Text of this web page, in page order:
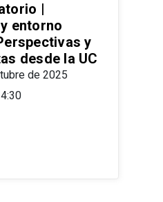
|
entorno
y
desde la UC
de 2025